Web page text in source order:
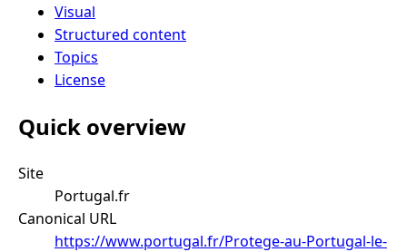
Visual
Structured content
Topics
License
Quick overview
Site
Portugal.fr
Canonical URL
https://www.portugal.fr/Protege-au-Portugal-le-